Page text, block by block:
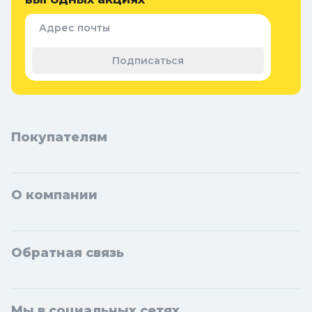
Семена и растения
Теплицы, парники и укрывной
Адрес почты
Подписаться
Покупателям
О компании
Обратная связь